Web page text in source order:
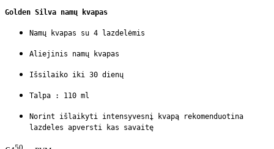
Golden Silva namų kvapas
Namų kvapas su 4 lazdelėmis
Aliejinis namų kvapas
Išsilaiko iki 30 dienų
Talpa : 110 ml
Norint išlaikyti intensyvesnį kvapą rekomenduotina
lazdeles apversti kas savaitę
50